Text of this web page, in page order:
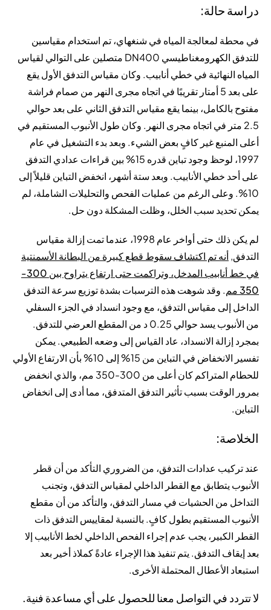
دراسة حالة:
في محطة لمعالجة المياه في شنغهاي، تم استخدام مقياسين
للتدفق الكهرومغناطيسي DN400 متصلين على التوالي لقياس
المياه النهائية في خطي أنابيب. وكان مقياس التدفق الأول يقع
على بعد 5 أمتار تقريبًا في اتجاه مجرى النهر من صمام فراشة
مفتوح بالكامل، بينما يقع مقياس التدفق الثاني على بعد حوالي
2.5 متر في اتجاه مجرى النهر. وكان طول الأنبوب المستقيم في
أعلى المنبع غير كافٍ بعض الشيء. وبعد بدء التشغيل في عام
1997، لوحظ وجود تباين قدره 15% بين قراءات عدادي التدفق
على أحد خطي الأنابيب. وبعد ستة أشهر، انخفض التباين قليلاً إلى
10%. وعلى الرغم من عمليات الفحص والتحليلات الشاملة، لم
يمكن تحديد سبب الخلل، وظلت المشكلة دون حل.
لم يكن ذلك حتى أواخر عام 1998، عندما تمت إزالة مقياس
التدفق,أنه تم اكتشاف سقوط قطع كبيرة من البطانة الأسمنتية
في خط أنابيب المدخل، وتراكمت حتى ارتفاع يتراوح بين 300-
350 مم
. وقد شوهت هذه الترسبات بشدة توزيع سرعة التدفق
الداخل إلى مقياس التدفق، مع وجود انسداد في الجزء السفلي
من الأنبوب يسد حوالي 0.25 د من المقطع العرضي للتدفق.
بمجرد إزالة الانسداد، عاد القياس إلى وضعه الطبيعي. يمكن
تفسير الانخفاض في التباين من 15% إلى 10% بأن الارتفاع الأولي
للحطام المتراكم كان أعلى من 300-350 مم، والذي انخفض
بمرور الوقت بسبب تأثير التدفق المتدفق، مما أدى إلى انخفاض
التباين.
الخلاصة:
عند تركيب عدادات التدفق، من الضروري التأكد من أن قطر
الأنبوب يتطابق مع القطر الداخلي لمقياس التدفق، وتجنب
التداخل من الحشيات في مسار التدفق، والتأكد من أن مقطع
الأنبوب المستقيم بطول كافٍ. بالنسبة لمقاييس التدفق ذات
القطر الكبير، يجب عدم إجراء الفحص الداخلي لخط الأنابيب إلا
بعد إيقاف التدفق. يتم تنفيذ هذا الإجراء عادةً كملاذ أخير بعد
استبعاد الأعطال المحتملة الأخرى.
لا تتردد في التواصل معنا للحصول على أي مساعدة فنية.